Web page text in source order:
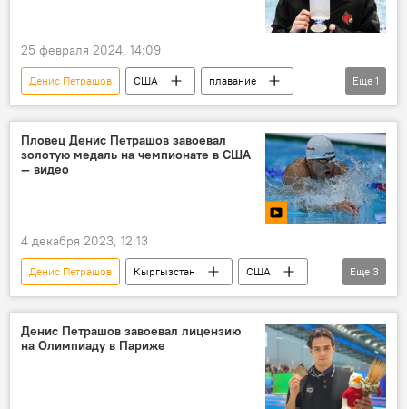
25 февраля 2024, 14:09
Денис Петрашов США
плавание
соревнования
Еще 1
Пловец Денис Петрашов завоевал
золотую медаль на чемпионате в США
— видео
4 декабря 2023, 12:13
Денис Петрашов Кыргызстан
США
золото
плавание чемпионат
Еще 3
Денис Петрашов завоевал лицензию
на Олимпиаду в Париже